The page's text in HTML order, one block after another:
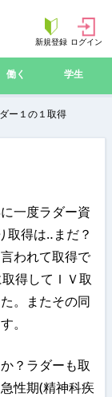
新規登録 ログイン
働く 学生
ー１の１取得
一度ラダー資
取得は‥まだ？
われて取得で
得してＩＶ取
。またその同
。
？ラダーも取
性期(精神科疾